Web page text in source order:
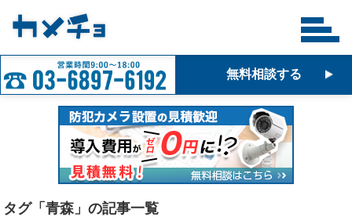
無料相談する
タグ「青森」の記事一覧